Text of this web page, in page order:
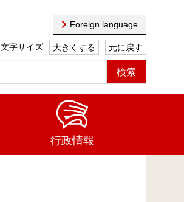
Foreign language
文字サイズ 大きくする 元に戻す
行政情報